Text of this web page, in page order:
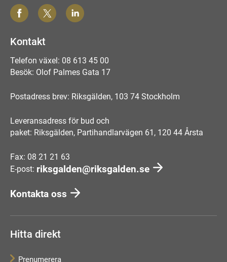
Kontakt
Telefon växel: 08 613 45 00
Besök: Olof Palmes Gata 17
Postadress brev: Riksgälden, 103 74 Stockholm
Leveransadress för bud och
paket: Riksgälden, Partihandlarvägen 61, 120 44 Årsta
Fax: 08 21 21 63
E-post: riksgalden@riksgalden.se
Kontakta oss
Hitta direkt
Prenumerera